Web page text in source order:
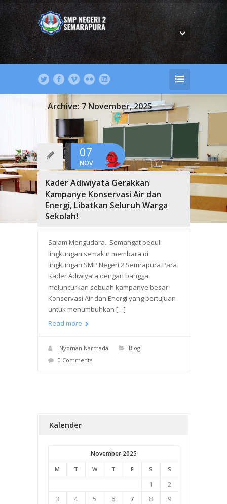
Archive: 7 November, 2025
07
NOV
Kader Adiwiyata Gerakkan
Kampanye Konservasi Air dan
Energi, Libatkan Seluruh Warga
Sekolah!
Salam Mengudara.. Semangat peduli
lingkungan semakin membara di
lingkungan SMP Negeri 2 Semrapura Para
Kader Adiwiyata dengan bangga
meluncurkan sebuah kampanye besar
Konservasi Air dan Energi yang bertujuan
untuk menumbuhkan […]
Read more
I Nyoman Narmada
Blog
0 Comments
Kalender
November 2025
M T W T F S S
1
2
3
4 5 6 7 8
9